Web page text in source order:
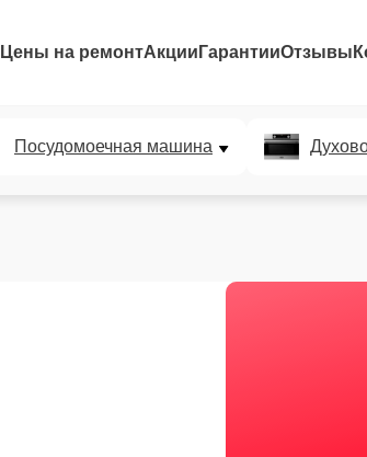
Цены на ремонтАкции ГарантииОтзывы
Посудомоечная машина